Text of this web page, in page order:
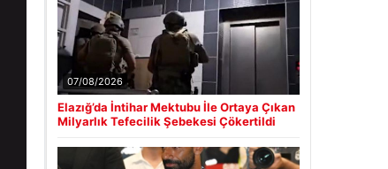
07/08/2026
Elazığ’da İntihar Mektubu İle Ortaya Çıkan
Milyarlık Tefecilik Şebekesi Çökertildi